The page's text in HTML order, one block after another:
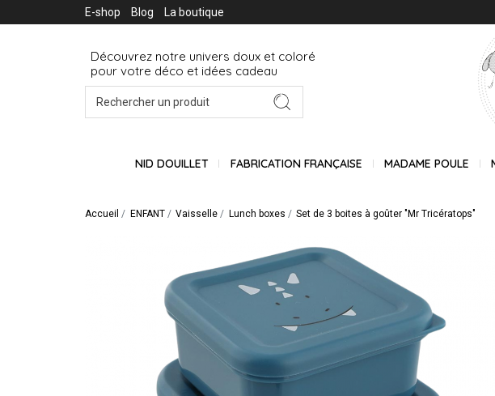
E-shop Blog La boutique
Découvrez notre univers doux et coloré
pour votre déco et idées cadeau
NID DOUILLET FABRICATION FRANÇAISE MADAME POULE
Accueil ENFANT Vaisselle Lunch boxes Set de 3 boites à goûter "Mr Tricératops"